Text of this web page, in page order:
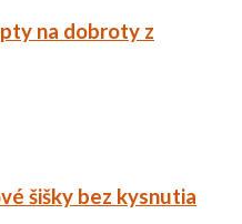
na dobroty z
šišky bez kysnutia